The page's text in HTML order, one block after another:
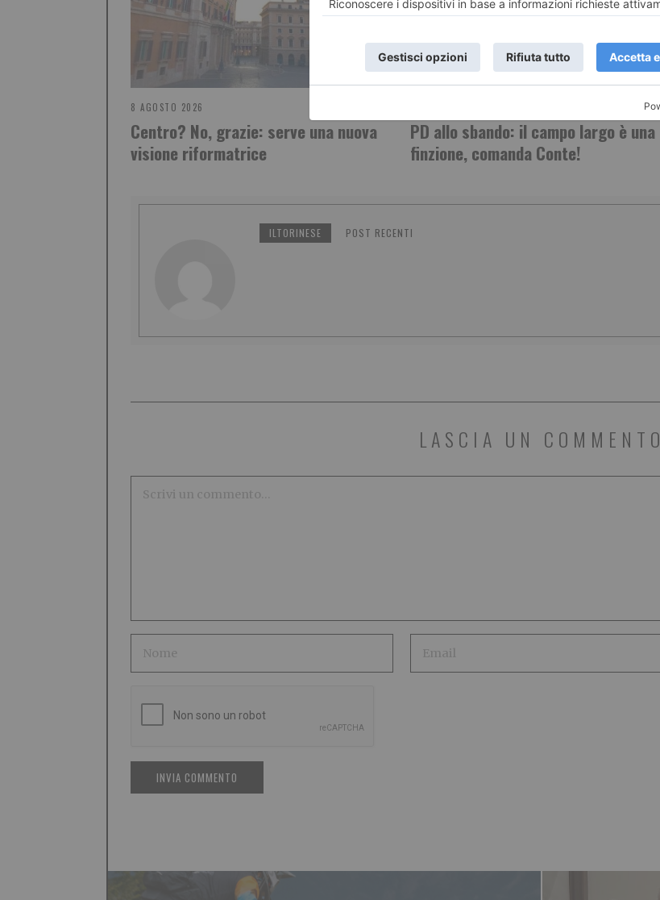
8 AGOSTO 2026
Centro? No, grazie: serve una nuova
visione riformatrice
PD allo sbando: il campo largo è una
finzione, comanda Conte!
ILTORINESE POST RECENTI
LASCIA UN COMMENTO